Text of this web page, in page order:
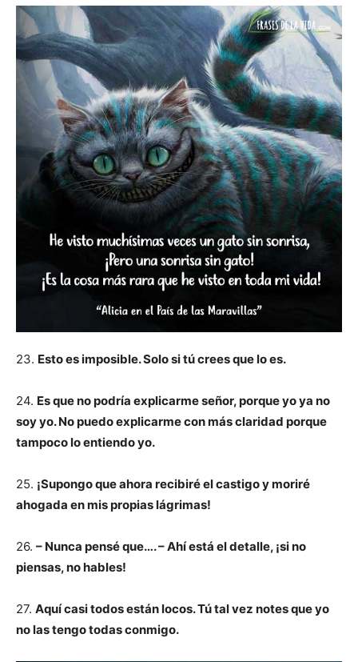
23. Esto es imposible. Solo si tú crees que lo es.
24. Es que no podría explicarme señor, porque yo ya no
soy yo. No puedo explicarme con más claridad porque
tampoco lo entiendo yo.
25. ¡Supongo que ahora recibiré el castigo y moriré
ahogada en mis propias lágrimas!
26. – Nunca pensé que…. – Ahí está el detalle, ¡si no
piensas, no hables!
27. Aquí casi todos están locos. Tú tal vez notes que yo
no las tengo todas conmigo.